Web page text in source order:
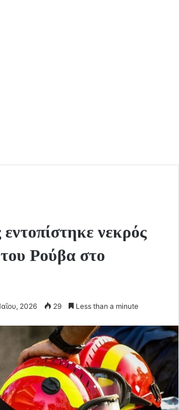
νεκρός
Ρούβα στο
2026 29 Less than a minute